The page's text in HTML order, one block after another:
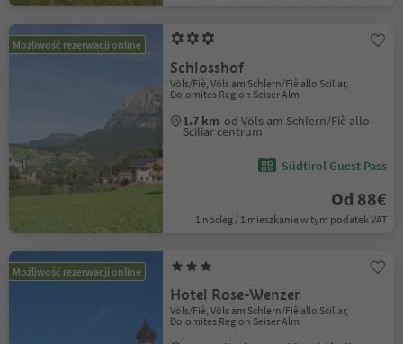
Możliwość rezerwacji online
Schlosshof
Völs/Fiè, Völs am Schlern/Fiè allo Sciliar,
Dolomites Region Seiser Alm
1.7 km od Völs am Schlern/Fiè allo
Sciliar centrum
Südtirol Guest Pass
Od 88€
1 nocleg / 1 mieszkanie w tym podatek VAT
Możliwość rezerwacji online
Hotel Rose-Wenzer
Völs/Fiè, Völs am Schlern/Fiè allo Sciliar,
Dolomites Region Seiser Alm